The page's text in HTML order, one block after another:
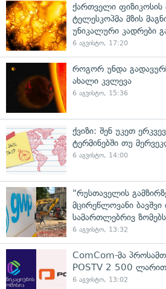
ქართველი ფიზიკოსის
ტელესკოპმა მზის
უნიკალური კადრები
6 აგვისტო, 17:20
როგორ უნდა
ახალი კვლევა
6 აგვისტო, 15:36
ქვიზი: შენ უკეთ
ტერმინებში თუ
6 აგვისტო, 14:00
"რუსთაველის
მცირეწლოვანი
სამართლებრივ
6 აგვისტო, 13:32
ComCom-მა
POSTV 2 500 ლარით
6 აგვისტო, 13:02